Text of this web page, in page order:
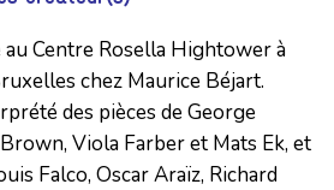
Centre Rosella Hightower à
chez Maurice Béjart.
des pièces de George
Viola Farber et Mats Ek, et
Falco, Oscar Araïz, Richard